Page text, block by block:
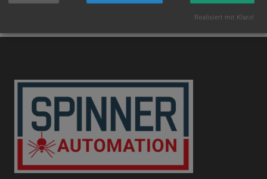
Realisiert mit Klaro!